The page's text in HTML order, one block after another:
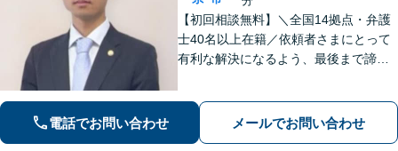
【初回相談無料】＼全国14拠点・弁護
士40名以上在籍／依頼者さまにとって
有利な解決になるよう、最後まで諦め
談ください【夜間・休日対応】
電話でお問い合わせ メールでお問い合わせ